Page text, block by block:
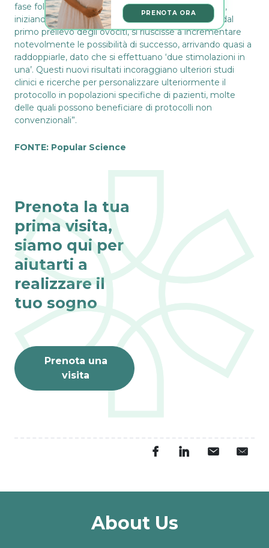
fase follicolare che quella luteale di un ciclo ovarico,
iniziando una seconda stimolazione dopo 5 giorni dal
primo prelievo degli ovociti, si riuscisse a incrementare
notevolmente le possibilità di successo, arrivando quasi a
raddoppiarle, dato che si effettuano ‘due stimolazioni in
una’. Questi nuovi risultati incoraggiano ulteriori studi
clinici e ricerche per personalizzare ulteriormente il
protocollo in popolazioni specifiche di pazienti, molte
delle quali possono beneficiare di protocolli non
convenzionali”.
FONTE: Popular Science
Prenota la tua
prima visita,
siamo qui per
aiutarti a
realizzare il
tuo sogno
Prenota una
visita
About Us
PRENOTA ORA